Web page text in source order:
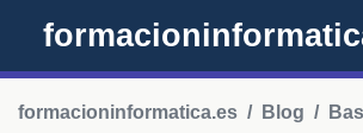
formacioninformatica.es Blog